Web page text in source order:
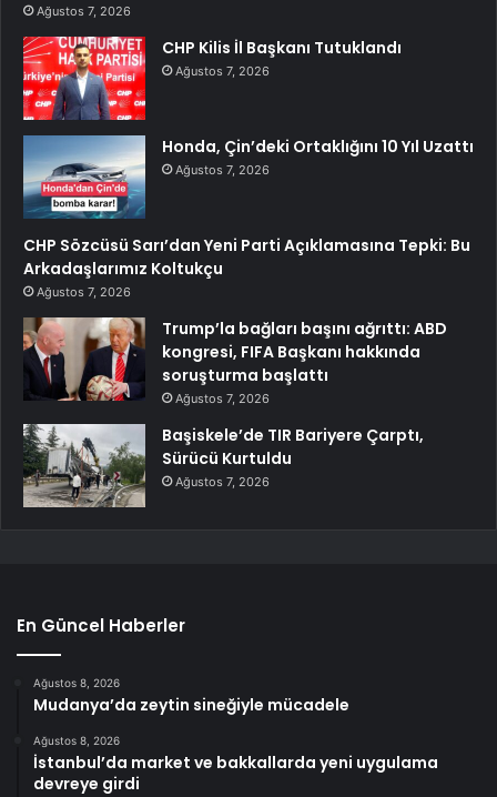
Ağustos 7, 2026
CHP Kilis İl Başkanı Tutuklandı
Ağustos 7, 2026
Honda, Çin’deki Ortaklığını 10 Yıl Uzattı
Ağustos 7, 2026
CHP Sözcüsü Sarı’dan Yeni Parti Açıklamasına Tepki: Bu
Arkadaşlarımız Koltukçu
Ağustos 7, 2026
Trump’la bağları başını ağrıttı: ABD
kongresi, FIFA Başkanı hakkında
soruşturma başlattı
Ağustos 7, 2026
Başiskele’de TIR Bariyere Çarptı,
Sürücü Kurtuldu
Ağustos 7, 2026
En Güncel Haberler
Ağustos 8, 2026
Mudanya’da zeytin sineğiyle mücadele
Ağustos 8, 2026
İstanbul’da market ve bakkallarda yeni uygulama
devreye girdi